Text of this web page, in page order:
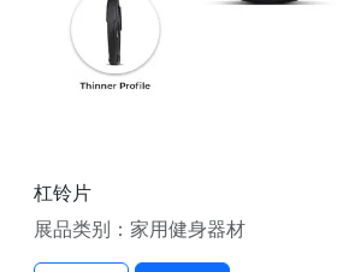
杠铃片
展品类别：家用健身器材